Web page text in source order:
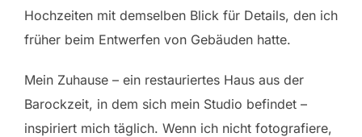
Hochzeiten mit demselben Blick für Details, den ich
früher beim Entwerfen von Gebäuden hatte.
Mein Zuhause – ein restauriertes Haus aus der
Barockzeit, in dem sich mein Studio befindet –
inspiriert mich täglich. Wenn ich nicht fotografiere,